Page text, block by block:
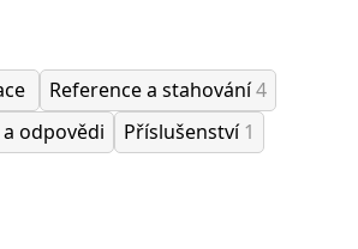
Reference a stahování4
odpovědi Příslušenství1